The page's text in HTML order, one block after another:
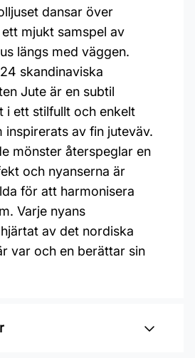
dansar över
mjukt samspel av
längs med väggen.
skandinaviska
Jute är en subtil
i ett stilfullt och enkelt
inspirerats av fin juteväv.
mönster återspeglar en
och nyanserna är
för att harmonisera
Varje nyans
av det nordiska
var och en berättar sin